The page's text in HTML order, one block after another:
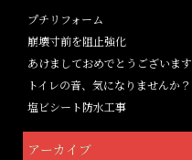
プチリフォーム
崩壊寸前を阻止強化
あけましておめでとうございます
トイレの音、気になりませんか？
塩ビシート防水工事
アーカイブ